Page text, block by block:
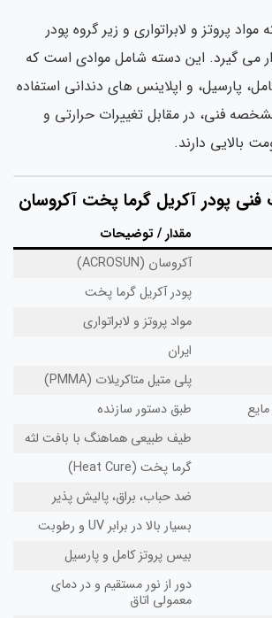
و لابراتواری و زیر گروه پودر
گیرد. این دسته شامل موادی است که
و اپلاینس های دندانی استفاده
فنی، در مقابل تغییرات حرارتی و
دارند.
آکریل گرما پخت آکروسان
مقدار / توضیحات
آکروسان (ACROSUN)
پودر آکریل گرما پخت
مواد پروتز و لابراتواری
ایران
پلی متیل متاکریلات (PMMA)
طبق دستور سازنده
طیف طبیعی هماهنگ با بافت لثه
گرما پخت (Heat Cure)
ضد حباب، براق، پالیش پذیر
بسیار بالا در برابر UV و رطوبت
بیس پروتز کامل و پارسیل
دور از نور مستقیم و در دمای
معمولی اتاق